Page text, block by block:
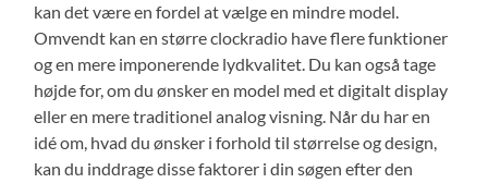
kan det være en fordel at vælge en mindre model.
Omvendt kan en større clockradio have flere funktioner
og en mere imponerende lydkvalitet. Du kan også tage
højde for, om du ønsker en model med et digitalt display
eller en mere traditionel analog visning. Når du har en
idé om, hvad du ønsker i forhold til størrelse og design,
kan du inddrage disse faktorer i din søgen efter den